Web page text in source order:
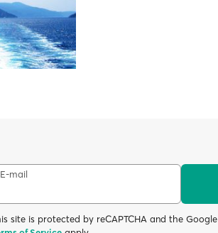
E-mail
site is protected by reCAPTCHA and the Google